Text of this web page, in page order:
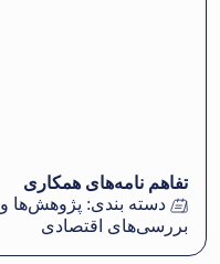
تفاهم نامه‌های همکاری
دسته بندی: پژوهش‌ها و
بررسی‌های اقتصادی